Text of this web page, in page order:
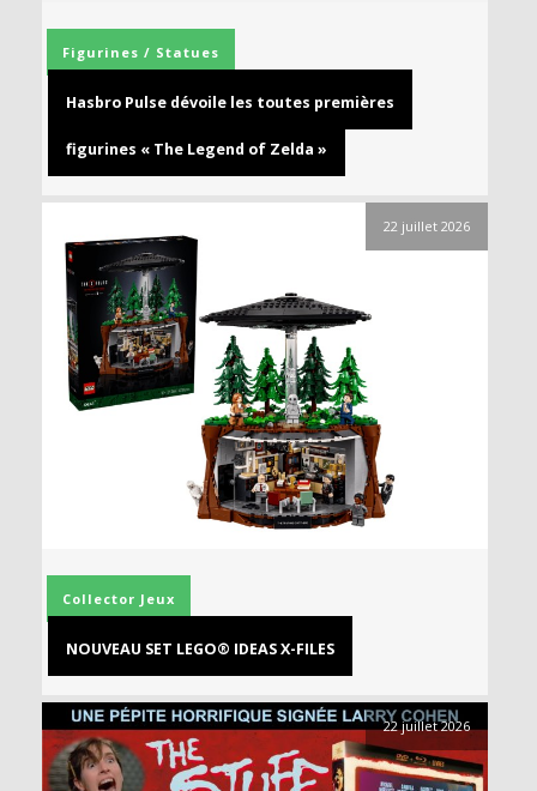
Figurines / Statues
Hasbro Pulse dévoile les toutes premières
figurines « The Legend of Zelda »
22 juillet 2026
Collector Jeux
NOUVEAU SET LEGO® IDEAS X-FILES
22 juillet 2026